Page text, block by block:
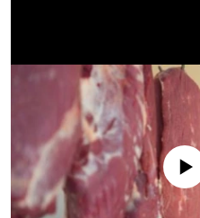
No media source